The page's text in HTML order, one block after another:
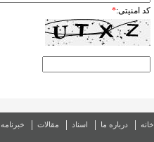
کد امنیتی:*
خانه درباره ما اسناد مقالات خبرنامه